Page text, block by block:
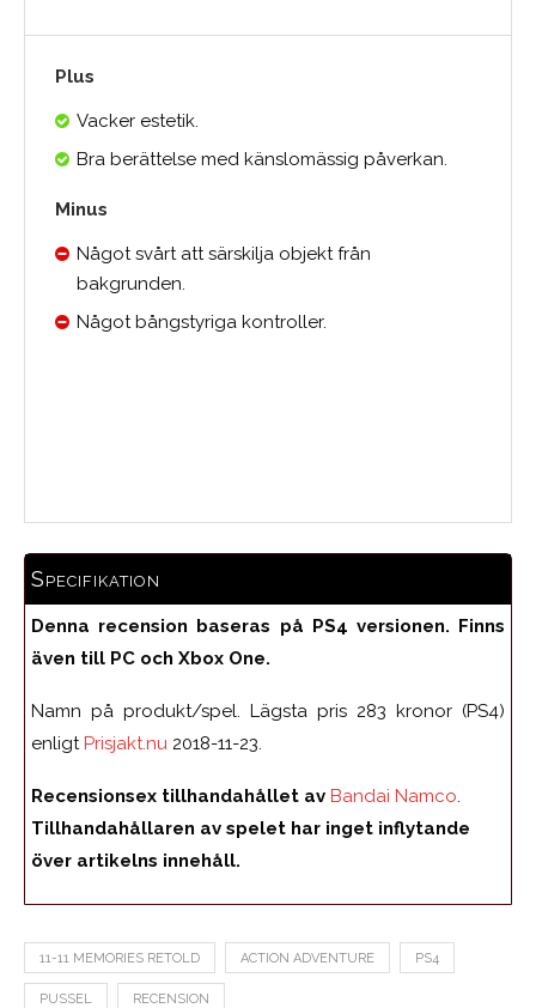
Plus
Vacker estetik.
Bra berättelse med känslomässig påverkan.
Minus
Något svårt att särskilja objekt från
bakgrunden.
Något bångstyriga kontroller.
Specifikation
Denna recension baseras på PS4 versionen. Finns
även till PC och Xbox One.
Namn på produkt/spel. Lägsta pris 283 kronor (PS4)
enligt Prisjakt.nu 2018-11-23.
Recensionsex tillhandahållet av Bandai Namco.
Tillhandahållaren av spelet har inget inflytande
över artikelns innehåll.
11-11 MEMORIES RETOLD ACTION ADVENTURE PS4
PUSSEL RECENSION